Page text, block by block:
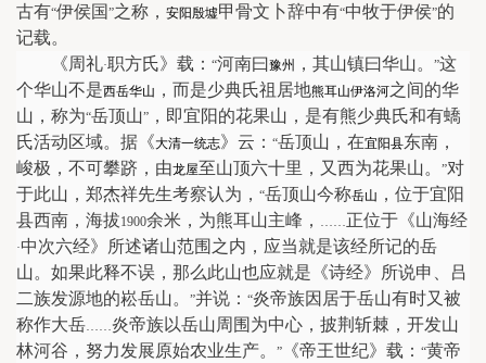
古有“伊侯国 ”之称， 安阳殷墟甲骨文卜辞中有“中牧于伊侯”的
记载。
《周礼·职方氏》载： “河南曰豫州 ，其山镇曰华山。 ”这
个华山不是西岳华山 ，而是少典氏祖居地熊耳山伊洛河之间的华
山，称为“岳顶山” ，即宜阳的花果山，是有熊少典氏和有蟜
氏活动区域。据《大清一统志》云： “岳顶山，在宜阳县东南，
峻极，不可攀跻，由龙屋至山顶六十里，又西为花果山。 ”对
于此山，郑杰祥先生考察认为， “岳顶山今称岳山 ，位于宜阳
县西南，海拔1900余米，为熊耳山主峰， 正位于《山海经
·中次六经》所述诸山范围之内，应当就是该经所记的岳
山。如果此释不误，那么此山也应就是《诗经》所说申、吕
二族发源地的崧岳山。
”并说： “炎帝族因居于岳山有时又被
称作大岳
炎帝族以岳山周围为中心，披荆斩棘，开发山
林河谷，努力发展原始农业生产。
” 《帝王世纪》载： “黄帝